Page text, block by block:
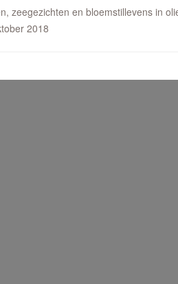
zeegezichten en bloemstillevens in
2018